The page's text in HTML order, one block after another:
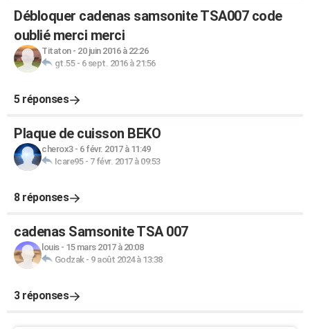
Débloquer cadenas samsonite TSA007 code
oublié merci merci
Titaton- 20 juin 2016 à 22:26
gt.55- 6 sept. 2016 à 21:56
5 réponses
Plaque de cuisson BEKO
cherox3- 6 févr. 2017 à 11:49
Icare95- 7 févr. 2017 à 09:53
8 réponses
cadenas Samsonite TSA 007
louis- 15 mars 2017 à 20:08
Godzak- 9 août 2024 à 13:38
3 réponses